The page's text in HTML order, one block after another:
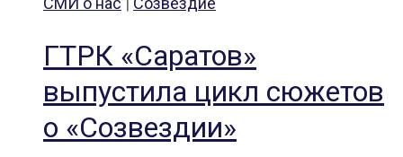
ГТРК «Саратов»
выпустила цикл сюжетов
о «Созвездии»